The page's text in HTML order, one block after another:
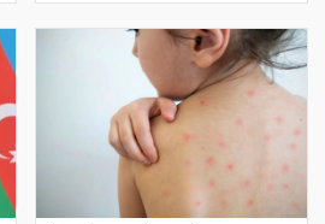
aptekə gedib, daha sonra evd